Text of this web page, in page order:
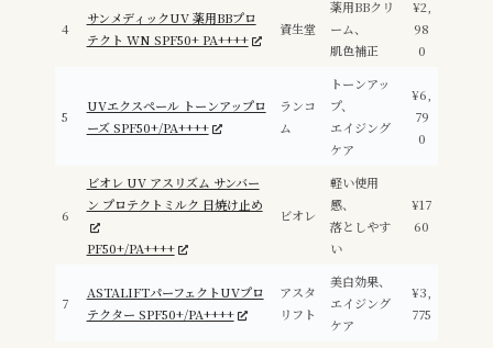
4
サンメディックUV 薬用BBプロ
テクト WN SPF50+ PA++++
資生堂
薬用BBクリ
ーム、
肌色補正
¥2,
98
0
5
UVエクスペール トーンアップロ
ーズ SPF50+/PA++++
ランコ
ム
トーンアッ
プ、
エイジング
ケア
¥6,
79
0
6
ビオレ UV アスリズム サンバー
ン プロテクトミルク 日焼け止め
PF50+/PA++++
ビオレ
軽い使用
感、
落としやす
い
¥17
60
7
ASTALIFTパーフェクトUVプロ
テクター SPF50+/PA++++
アスタ
リフト
美白効果、
エイジング
ケア
¥3,
775